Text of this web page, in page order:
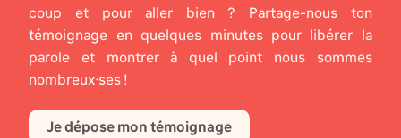
coup et pour aller bien ? Partage-nous ton
témoignage en quelques minutes pour libérer la
parole et montrer à quel point nous sommes
nombreux·ses !
Je dépose mon témoignage